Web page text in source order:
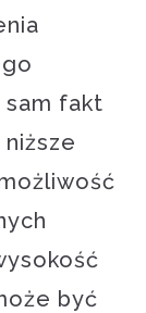
sam fakt
być